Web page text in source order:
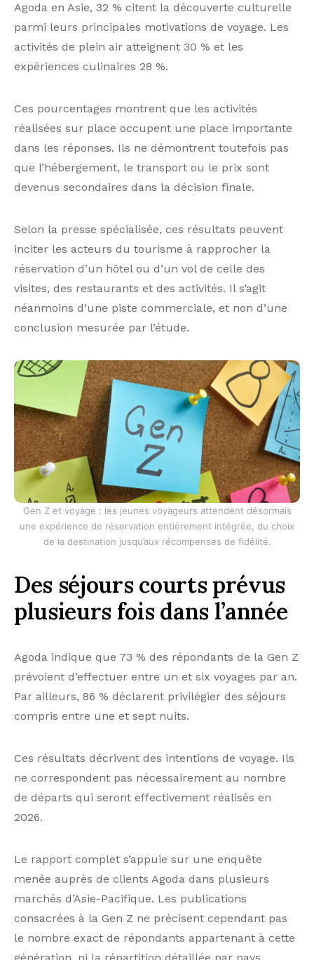
Agoda en Asie, 32 % citent la découverte culturelle
parmi leurs principales motivations de voyage. Les
activités de plein air atteignent 30 % et les
expériences culinaires 28 %.
Ces pourcentages montrent que les activités
réalisées sur place occupent une place importante
dans les réponses. Ils ne démontrent toutefois pas
que l’hébergement, le transport ou le prix sont
devenus secondaires dans la décision finale.
Selon la presse spécialisée, ces résultats peuvent
inciter les acteurs du tourisme à rapprocher la
réservation d’un hôtel ou d’un vol de celle des
visites, des restaurants et des activités. Il s’agit
néanmoins d’une piste commerciale, et non d’une
conclusion mesurée par l’étude.
Gen Z et voyage : les jeunes voyageurs attendent désormais
une expérience de réservation entièrement intégrée, du choix
de la destination jusqu’aux récompenses de fidélité.
Des séjours courts prévus
plusieurs fois dans l’année
Agoda indique que 73 % des répondants de la Gen Z
prévoient d’effectuer entre un et six voyages par an.
Par ailleurs, 86 % déclarent privilégier des séjours
compris entre une et sept nuits.
Ces résultats décrivent des intentions de voyage. Ils
ne correspondent pas nécessairement au nombre
de départs qui seront effectivement réalisés en
2026.
Le rapport complet s’appuie sur une enquête
menée auprès de clients Agoda dans plusieurs
marchés d’Asie-Pacifique. Les publications
consacrées à la Gen Z ne précisent cependant pas
le nombre exact de répondants appartenant à cette